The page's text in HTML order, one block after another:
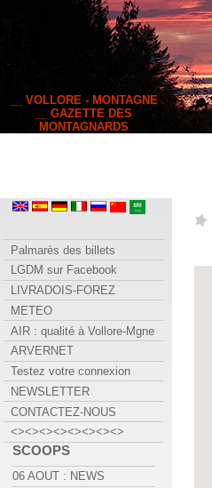
__ VOLLORE - MONTAGNE
__ GAZETTE DES
MONTAGNARDS
Palmarès des billets
LGDM sur Facebook
LIVRADOIS-FOREZ
METEO
AIR : qualité à Vollore-Mgne
ARVERNET
Testez votre connexion
NEWSLETTER
CONTACTEZ-NOUS
<><><><><><><><>
SCOOPS
06 AOUT : NEWS